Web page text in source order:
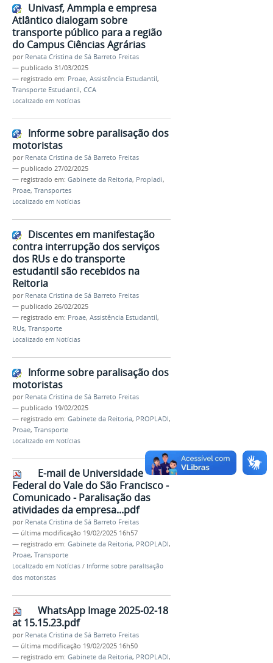
Univasf, Ammpla e empresa
Atlântico dialogam sobre
transporte público para a região
do Campus Ciências Agrárias
por Renata Cristina de Sá Barreto Freitas
— publicado 31/03/2025
— registrado em: Proae, Assistência Estudantil,
Transporte Estudantil, CCA
Localizado em Notícias
Informe sobre paralisação dos
motoristas
por Renata Cristina de Sá Barreto Freitas
— publicado 27/02/2025
— registrado em: Gabinete da Reitoria, Propladi,
Proae, Transportes
Localizado em Notícias
Discentes em manifestação
contra interrupção dos serviços
dos RUs e do transporte
estudantil são recebidos na
Reitoria
por Renata Cristina de Sá Barreto Freitas
— publicado 26/02/2025
— registrado em: Proae, Assistência Estudantil,
RUs, Transporte
Localizado em Notícias
Informe sobre paralisação dos
motoristas
por Renata Cristina de Sá Barreto Freitas
— publicado 19/02/2025
— registrado em: Gabinete da Reitoria, PROPLADI,
Proae, Transporte
Localizado em Notícias
E-mail de Universidade
Federal do Vale do São Francisco -
Comunicado - Paralisação das
atividades da empresa...pdf
por Renata Cristina de Sá Barreto Freitas
— última modificação 19/02/2025 16h57
— registrado em: Gabinete da Reitoria, PROPLADI,
Proae, Transporte
Localizado em Notícias / Informe sobre paralisação
dos motoristas
WhatsApp Image 2025-02-18
at 15.15.23.pdf
por Renata Cristina de Sá Barreto Freitas
— última modificação 19/02/2025 16h50
— registrado em: Gabinete da Reitoria, PROPLADI,